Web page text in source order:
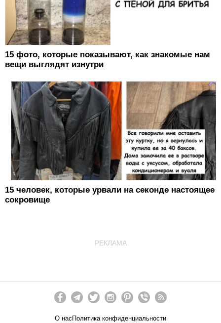
15 фото, которые показывают, как знакомые нам
вещи выглядят изнутри
15 человек, которые урвали на секонде настоящее
сокровище
РЕКЛАМА
О нас Политика конфиденциальности